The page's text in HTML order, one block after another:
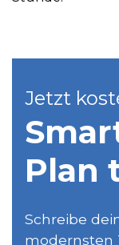
Jetzt
Plan
Schreibe
modernsten